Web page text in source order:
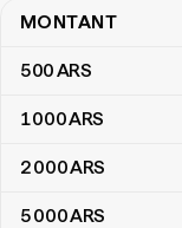
Table de
MONTANT
500ARS
1 000ARS
2 000ARS
5 000ARS